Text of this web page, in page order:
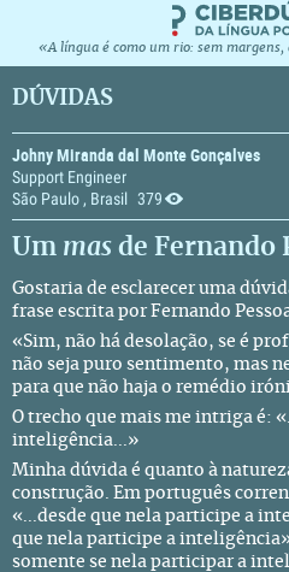
«A língua é como um rio: sem margens,
DÚVIDAS
Johny Miranda dal Monte Gonçalves
Support Engineer
São Paulo , Brasil 379
Um mas de Fernando
Gostaria de esclarecer uma
frase escrita por Fernando
«Sim, não há desolação, se é
não seja puro sentimento, mas
para que não haja o remédio
O trecho que mais me intriga é:
inteligência...»
Minha dúvida é quanto à
construção. Em português
«...desde que nela participe a
que nela participe a
somente se nela participar a